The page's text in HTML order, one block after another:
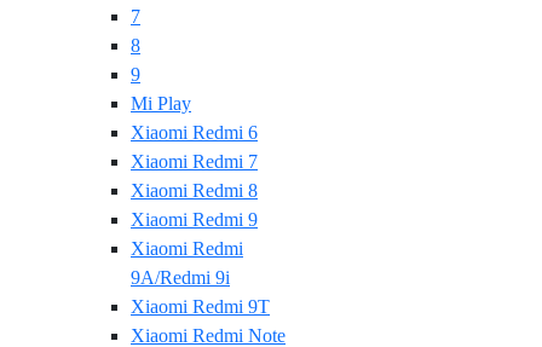
7
8
9
Mi Play
Xiaomi Redmi 6
Xiaomi Redmi 7
Xiaomi Redmi 8
Xiaomi Redmi 9
Xiaomi Redmi
9A/Redmi 9i
Xiaomi Redmi 9T
Xiaomi Redmi Note